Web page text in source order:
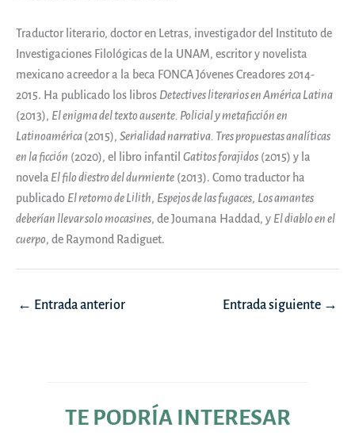
Traductor literario, doctor en Letras, investigador del Instituto de
Investigaciones Filológicas de la UNAM, escritor y novelista
mexicano acreedor a la beca FONCA Jóvenes Creadores 2014-
2015. Ha publicado los libros Detectives literarios en América Latina
(2013), El enigma del texto ausente. Policial y metaficción en
Latinoamérica(2015), Serialidad narrativa. Tres propuestas analíticas
en la ficción (2020), el libro infantil Gatitos forajidos (2015) y la
novela El filo diestro del durmiente (2013). Como traductor ha
publicado El retorno de Lilith, Espejos de las fugaces, Los amantes
deberían llevar solo mocasines, de Joumana Haddad, y El diablo en el
cuerpo, de Raymond Radiguet.
Navegación
← Entrada anterior Entrada siguiente →
TE PODRÍA INTERESAR